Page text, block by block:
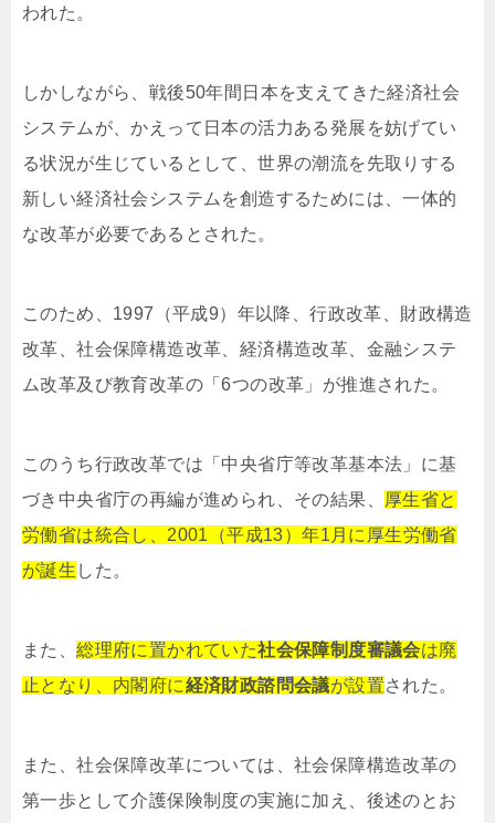
われた。
しかしながら、戦後50年間日本を支えてきた経済社会
システムが、かえって日本の活力ある発展を妨げてい
る状況が生じているとして、世界の潮流を先取りする
新しい経済社会システムを創造するためには、一体的
な改革が必要であるとされた。
このため、1997（平成9）年以降、行政改革、財政構造
改革、社会保障構造改革、経済構造改革、金融システ
ム改革及び教育改革の「6つの改革」が推進された。
このうち行政改革では「中央省庁等改革基本法」に基
づき中央省庁の再編が進められ、その結果、
厚生省と
労働省は統合し、2001（平成13）年1月に厚生労働省
が誕生 した。
また、総理府に置かれていた社会保障制度審議会は廃
止となり、内閣府に経済財政諮問会議が設置された。
また、社会保障改革については、社会保障構造改革の
第一歩として介護保険制度の実施に加え、後述のとお